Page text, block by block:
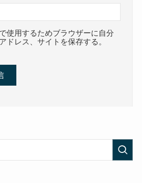
使用するためブラウザーに自分
ドレス、サイトを保存する。